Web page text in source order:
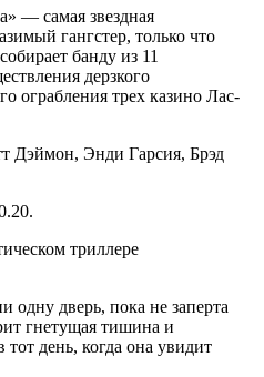
— самая звездная
гангстер, только что
банду из 11
дерзкого
ограбления трех казино Лас-
Дэймон, Энди Гарсия, Брэд
триллере
одну дверь, пока не заперта
гнетущая тишина и
день, когда она увидит